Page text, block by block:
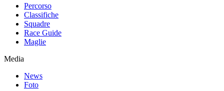
Percorso
Classifiche
Squadre
Race Guide
Maglie
Media
News
Foto